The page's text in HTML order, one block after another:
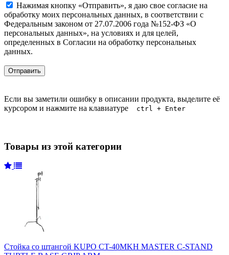
Нажимая кнопку «Отправить», я даю свое согласие на
обработку моих персональных данных, в соответствии с
Федеральным законом от 27.07.2006 года №152-ФЗ «О
персональных данных», на условиях и для целей,
определенных в Согласии на обработку персональных
данных.
Если вы заметили ошибку в описании продукта, выделите её
курсором и нажмите на клавиатуре
ctrl + Enter
Товары из этой категории
Стойка со штангой KUPO CT-40MKH MASTER C-STAND